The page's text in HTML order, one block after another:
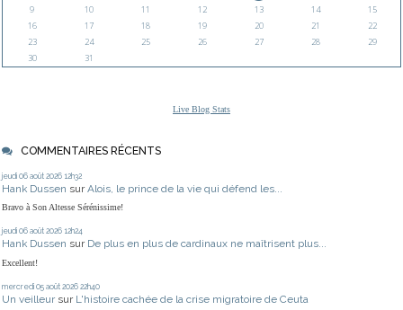
9
10 11 12 13 14
15
16
17 18 19 20 21
22
23
24 25 26 27 28
29
30
31
Live Blog Stats
COMMENTAIRES RÉCENTS
jeudi 06 août 2026 12h32
Hank Dussen sur Alois, le prince de la vie qui défend les...
Bravo à Son Altesse Sérénissime!
jeudi 06 août 2026 12h24
Hank Dussen sur De plus en plus de cardinaux ne maîtrisent plus...
Excellent!
mercredi 05 août 2026 22h40
Un veilleur sur L'histoire cachée de la crise migratoire de Ceuta